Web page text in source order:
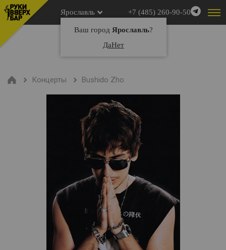
Ярославль
Ваш город Ярославль?
ДаНет
+7 (485) 260-90-50
Концерты Bushido Zho